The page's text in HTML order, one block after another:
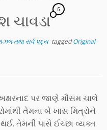
ચાવડા
6
તથા સર્વ પદ્ય taggedOriginal
પર જાણે મૌસમ ચાલે
તેમના બે ખાસ મિત્રોને
થઈ. તેમની પાસે ઈચ્છા વ્યક્ત